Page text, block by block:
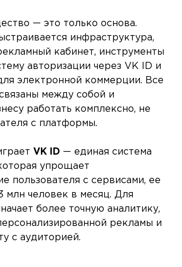
— это только основа.
инфраструктура,
кабинет, инструменты
авторизации через VK ID и
электронной коммерции. Все
между собой и
работать комплексно, не
с платформы.
VK ID — единая система
упрощает
пользователя с сервисами, ее
млн человек в месяц. Для
более точную аналитику,
рекламы и
с аудиторией.